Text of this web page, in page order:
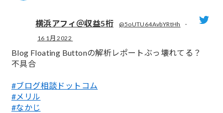
横浜アフィ＠収益5桁 @5oUTU64AvbYRtHh
·
16 1月 2022
Blog Floating Buttonの解析レポートぶっ壊れてる？
不具合
#ブログ相談ドットコム
#メリル
#なかじ